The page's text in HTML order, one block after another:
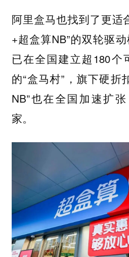
阿里盒马也找到了更适
+超盒算NB”的双轮驱
已在全国建立超180个
的“盒马村”，旗下硬折
NB”也在全国加速扩
家。